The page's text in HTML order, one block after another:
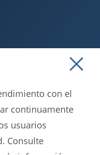
con el
continuamente
usuarios
Consulte